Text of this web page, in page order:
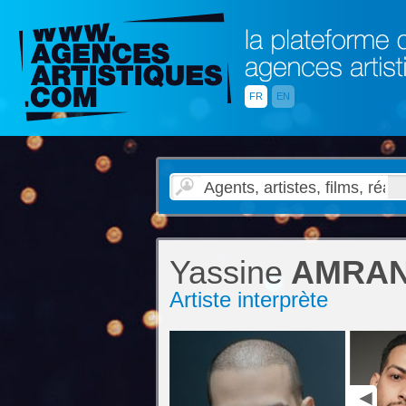
FR EN
Yassine
Artiste interprète